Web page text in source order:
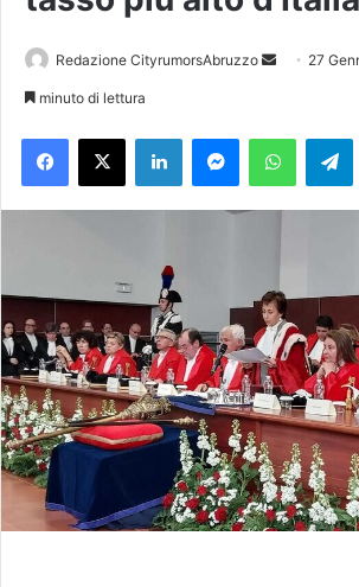
Redazione CityrumorsAbruzzo
a
e
m
a
i
l
27
minuto di lettura